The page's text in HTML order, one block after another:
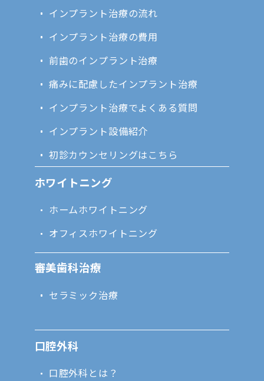
インプラント治療の流れ
インプラント治療の費用
前歯のインプラント治療
痛みに配慮したインプラント治療
インプラント治療でよくある質問
インプラント設備紹介
初診カウンセリングはこちら
ホワイトニング
ホームホワイトニング
オフィスホワイトニング
審美歯科治療
セラミック治療
口腔外科
口腔外科とは？